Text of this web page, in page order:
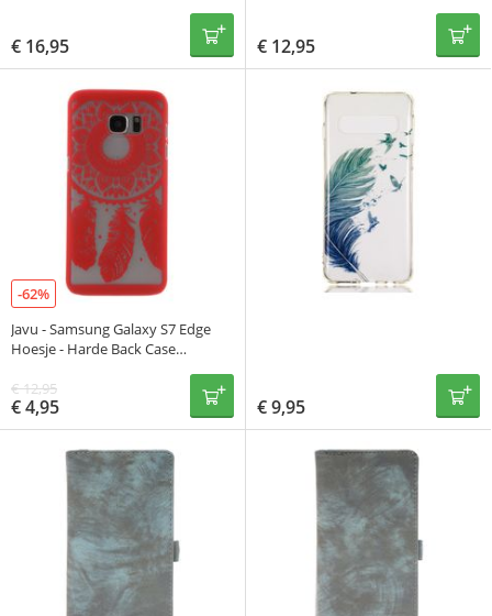
€ 16,95 € 12,95
-62%
Javu - Samsung Galaxy S7 Edge
Hoesje - Harde Back Case
€4,95
€12,95
€9,95